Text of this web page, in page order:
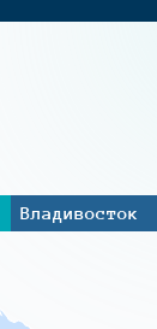
Владивосток